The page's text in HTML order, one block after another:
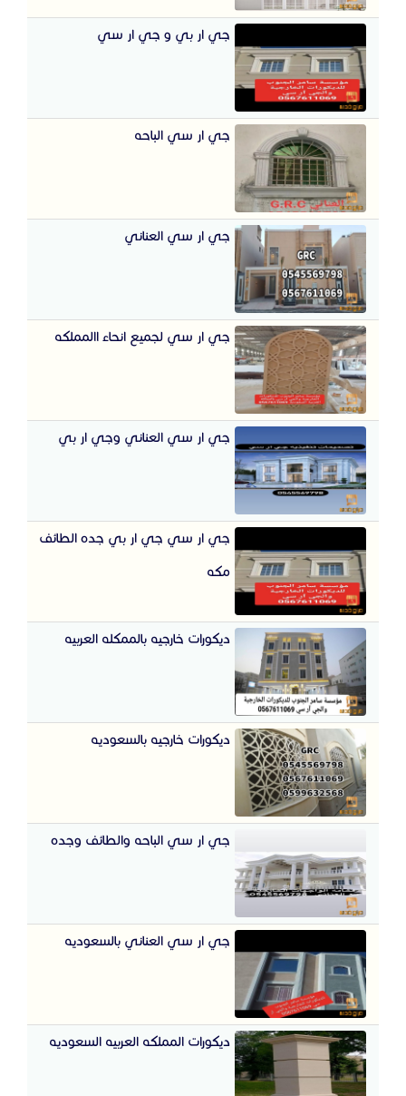
جي ار بي و جي ار سي
جي ار سي الباحه
جي ار سي العناني
جي ار سي لجميع انحاء االمملكه
جي ار سي العناني وجي ار بي
جي ار سي جي ار بي جده الطائف
مكه
ديكورات خارجيه بالممكله العربيه
ديكورات خارجيه بالسعوديه
جي ار سي الباحه والطائف وجده
جي ار سي العناني بالسعوديه
ديكورات المملكه العربيه السعوديه